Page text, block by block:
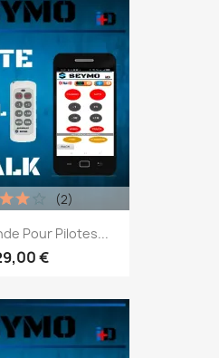
Pour Pilotes...
€
(2)